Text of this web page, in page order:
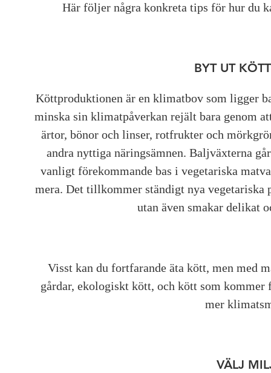
Här följer några konkreta tips för hur du
BYT UT
Köttproduktionen är en klimatbov som ligger
minska sin klimatpåverkan rejält bara genom
ärtor, bönor och linser, rotfrukter och
andra nyttiga näringsämnen. Baljväxterna
vanligt förekommande bas i vegetariska
mera. Det tillkommer ständigt nya vegetariska
utan även smakar delikat
Visst kan du fortfarande äta kött, men med
gårdar, ekologiskt kött, och kött som
mer
VÄLJ